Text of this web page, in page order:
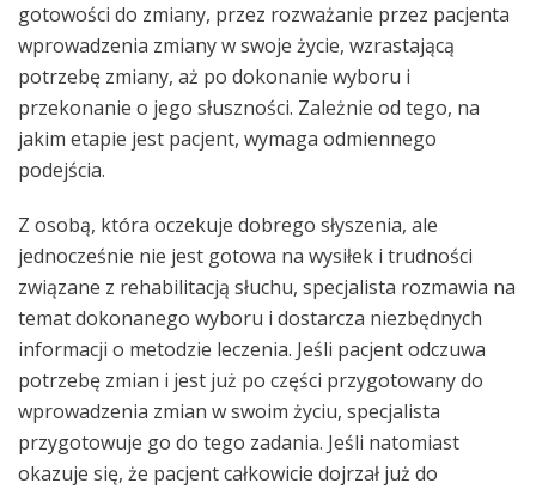
gotowości do zmiany, przez rozważanie przez pacjenta
wprowadzenia zmiany w swoje życie, wzrastającą
potrzebę zmiany, aż po dokonanie wyboru i
przekonanie o jego słuszności. Zależnie od tego, na
jakim etapie jest pacjent, wymaga odmiennego
podejścia.
Z osobą, która oczekuje dobrego słyszenia, ale
jednocześnie nie jest gotowa na wysiłek i trudności
związane z rehabilitacją słuchu, specjalista rozmawia na
temat dokonanego wyboru i dostarcza niezbędnych
informacji o metodzie leczenia. Jeśli pacjent odczuwa
potrzebę zmian i jest już po części przygotowany do
wprowadzenia zmian w swoim życiu, specjalista
przygotowuje go do tego zadania. Jeśli natomiast
okazuje się, że pacjent całkowicie dojrzał już do